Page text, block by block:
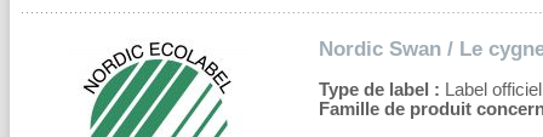
Nordic Swan / Le
Type de label : Label officiel
Famille de produit